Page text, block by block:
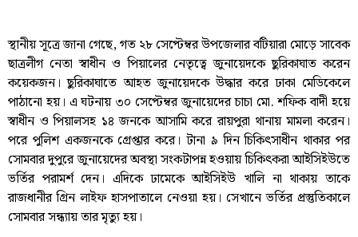
স্থানীয় সূত্রে জানা গেছে, গত ২৮ সেপ্টেম্বর উপজেলার বটিয়ারা মোড়ে সাবেক
ছাত্রলীগ নেতা স্বাধীন ও পিয়ালের নেতৃত্বে জুনায়েদকে ছুরিকাঘাত করেন
কয়েকজন। ছুরিকাঘাতে আহত জুনায়েদকে উদ্ধার করে ঢাকা মেডিকেলে
পাঠানো হয়। এ ঘটনায় ৩০ সেপ্টেম্বর জুনায়েদের চাচা মো. শফিক বাদী হয়ে
স্বাধীন ও পিয়ালসহ ১৪ জনকে আসামি করে রায়পুরা থানায় মামলা করেন।
পরে পুলিশ একজনকে গ্রেপ্তার করে। টানা ৯ দিন চিকিৎসাধীন থাকার পর
সোমবার দুপুরে জুনায়েদের অবস্থা সংকটাপন্ন হওয়ায় চিকিৎকরা আইসিইউতে
ভর্তির পরামর্শ দেন। এদিকে ঢামেকে আইসিইউ খালি না থাকায় তাকে
রাজধানীর গ্রিন লাইফ হাসপাতালে নেওয়া হয়। সেখানে ভর্তির প্রস্তুতিকালে
সোমবার সন্ধ্যায় তার মৃত্যু হয়।